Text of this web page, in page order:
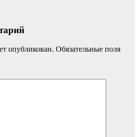
опубликован. Обязательные поля